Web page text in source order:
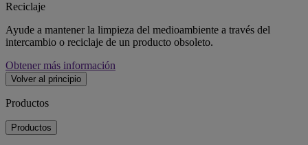
Reciclaje
Ayude a mantener la limpieza del medioambiente a través del
intercambio o reciclaje de un producto obsoleto.
Obtener más información
Volver al principio
Productos
Productos